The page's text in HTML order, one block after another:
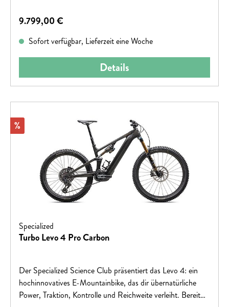
Regulärer Preis:
9.799,00 €
Sofort verfügbar, Lieferzeit eine Woche
Details
Rabatt
%
Specialized
Turbo Levo 4 Pro Carbon
Der Specialized Science Club präsentiert das Levo 4: ein
hochinnovatives E-Mountainbike, das dir übernatürliche
Power, Traktion, Kontrolle und Reichweite verleiht. Bereit